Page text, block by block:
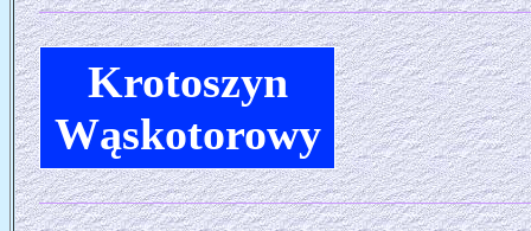
Krotoszyn
Wąskotorowy